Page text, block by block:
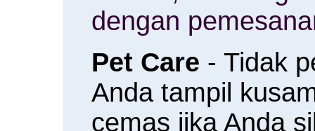
dengan
Pet Care - Tidak
Anda tampil
cemas jika Anda